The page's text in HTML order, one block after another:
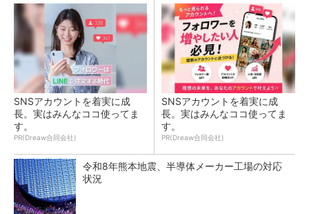
SNSアカウントを着実に成
長。実はみんなココ使ってま
す。
PR(Dreaw合同会社)
SNSアカウントを着実に成
長。実はみんなココ使ってま
す。
PR(Dreaw合同会社)
令和8年熊本地震、半導体メーカー工場の対応
状況